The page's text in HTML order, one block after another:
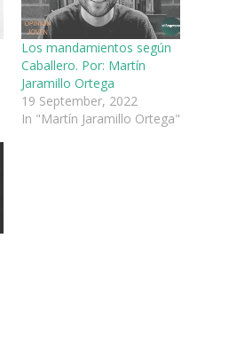
Los mandamientos según
Caballero. Por: Martín
Jaramillo Ortega
19 September, 2022
In "Martín Jaramillo Ortega"